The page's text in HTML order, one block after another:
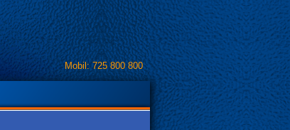
Mobil: 725 800 800